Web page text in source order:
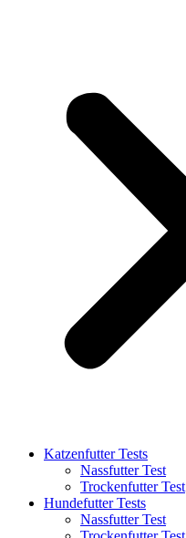
Katzenfutter Tests
Nassfutter Test
Trockenfutter Test
Hundefutter Tests
Nassfutter Test